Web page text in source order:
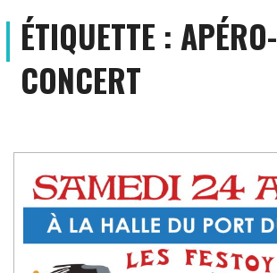
ÉTIQUETTE : APÉRO-
CONCERT